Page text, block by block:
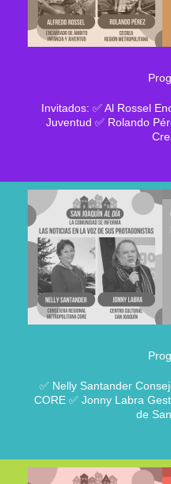
Invitados: ✅ Al Rossel
Juventud ✅ Rolando
✅ Nelly Santander
CORE ✅ Jonny Labra
de